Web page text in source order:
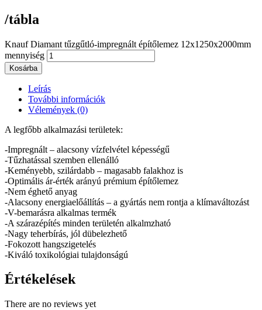
/tábla
Knauf Diamant tűzgűtló-impregnált építőlemez 12x1250x2000mm
mennyiség
Kosárba
Leírás
További információk
Vélemények (0)
A legfőbb alkalmazási területek:
-Impregnált – alacsony vízfelvétel képességű
-Tűzhatással szemben ellenálló
-Keményebb, szilárdabb – magasabb falakhoz is
-Optimális ár-érték arányú prémium építőlemez
-Nem éghető anyag
-Alacsony energiaelőállítás – a gyártás nem rontja a klímaváltozást
-V-bemarásra alkalmas termék
-A szárazépítés minden területén alkalmzható
-Nagy teherbírás, jól dübelezhető
-Fokozott hangszigetelés
-Kiváló toxikológiai tulajdonságú
Értékelések
There are no reviews yet